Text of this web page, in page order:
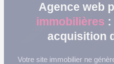
Agence web
immobilières :
acquisition
Votre site immobilier ne